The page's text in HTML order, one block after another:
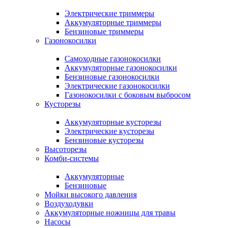
Электрические триммеры
Аккумуляторные триммеры
Бензиновые триммеры
Газонокосилки
Самоходные газонокосилки
Аккумуляторные газонокосилки
Бензиновые газонокосилки
Электрические газонокосилки
Газонокосилки с боковым выбросом
Кусторезы
Аккумуляторные кусторезы
Электрические кусторезы
Бензиновые кусторезы
Высоторезы
Комби-системы
Аккумуляторные
Бензиновые
Мойки высокого давления
Воздуходувки
Аккумуляторные ножницы для травы
Насосы